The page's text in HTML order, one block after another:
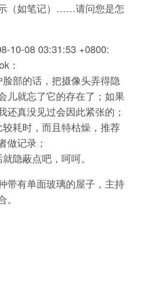
（如笔记）……请问您是怎
10-08 03:31:53 +0800:
：
部的话，把摄像头弄得隐
儿就忘了它的存在了；如果
真没见过会因此紧张的；
耗时，而且特枯燥，推荐
做记录；
隐蔽点吧，呵呵。
带有单面玻璃的屋子，主持